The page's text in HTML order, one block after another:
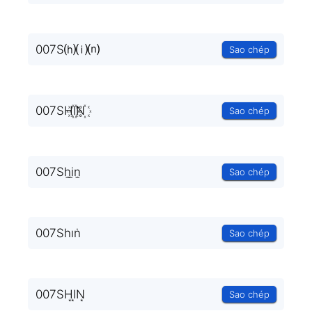
007S⒣⒤⒩ Sao chép
007SH꙰I꙰N꙰ Sao chép
007Sh̫i̫n̫ Sao chép
007Sһıṅ Sao chép
007SH͙I͙N͙ Sao chép